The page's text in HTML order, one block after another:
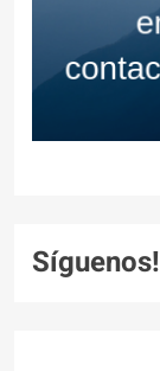
Síguenos!